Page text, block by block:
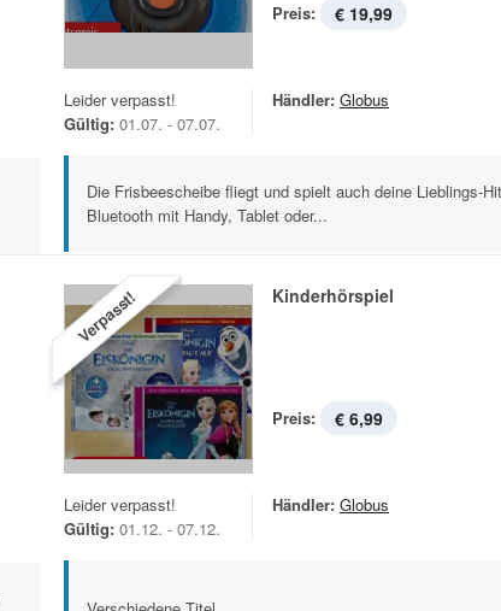
Preis: € 19,99
Leider verpasst!
Gültig: 01.07. - 07.07.
Händler: Globus
Die Frisbeescheibe fliegt und spielt auch deine Lieblings-
Bluetooth mit Handy, Tablet oder...
Verpasst! Kinderhörspiel
Preis: € 6,99
Leider verpasst!
Gültig: 01.12. - 07.12.
Händler: Globus